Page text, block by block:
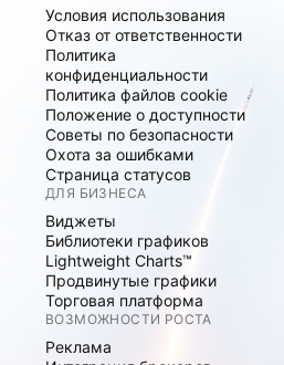
Условия использования
Отказ от ответственности
Политика
конфиденциальности
Политика файлов cookie
Положение о доступности
Советы по безопасности
Охота за ошибками
Страница статусов
ДЛЯ БИЗНЕСА
Виджеты
Библиотеки графиков
Lightweight Charts™
Продвинутые графики
Торговая платформа
ВОЗМОЖНОСТИ РОСТА
Реклама